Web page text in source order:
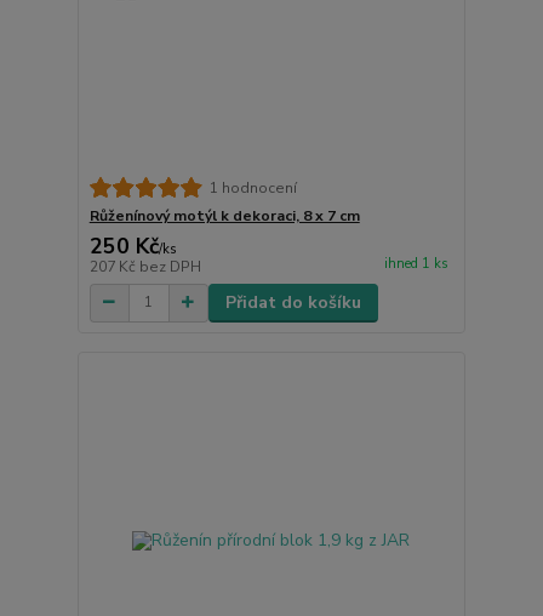
1 hodnocení
Růženínový motýl k dekoraci, 8 x 7 cm
250 Kč/ks
207 Kč bez DPH ihned 1 ks
Přidat do košíku